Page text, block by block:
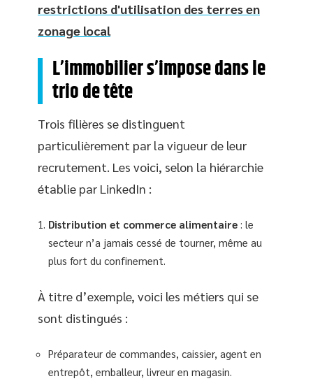
restrictions d'utilisation des terres en
zonage local
L’immobilier s’impose dans le
trio de tête
Trois filières se distinguent
particulièrement par la vigueur de leur
recrutement. Les voici, selon la hiérarchie
établie par LinkedIn :
Distribution et commerce alimentaire : le
secteur n’a jamais cessé de tourner, même au
plus fort du confinement.
À titre d’exemple, voici les métiers qui se
sont distingués :
Préparateur de commandes, caissier, agent en
entrepôt, emballeur, livreur en magasin.